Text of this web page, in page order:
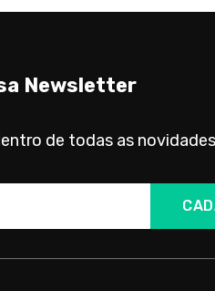
Newsletter
de todas as